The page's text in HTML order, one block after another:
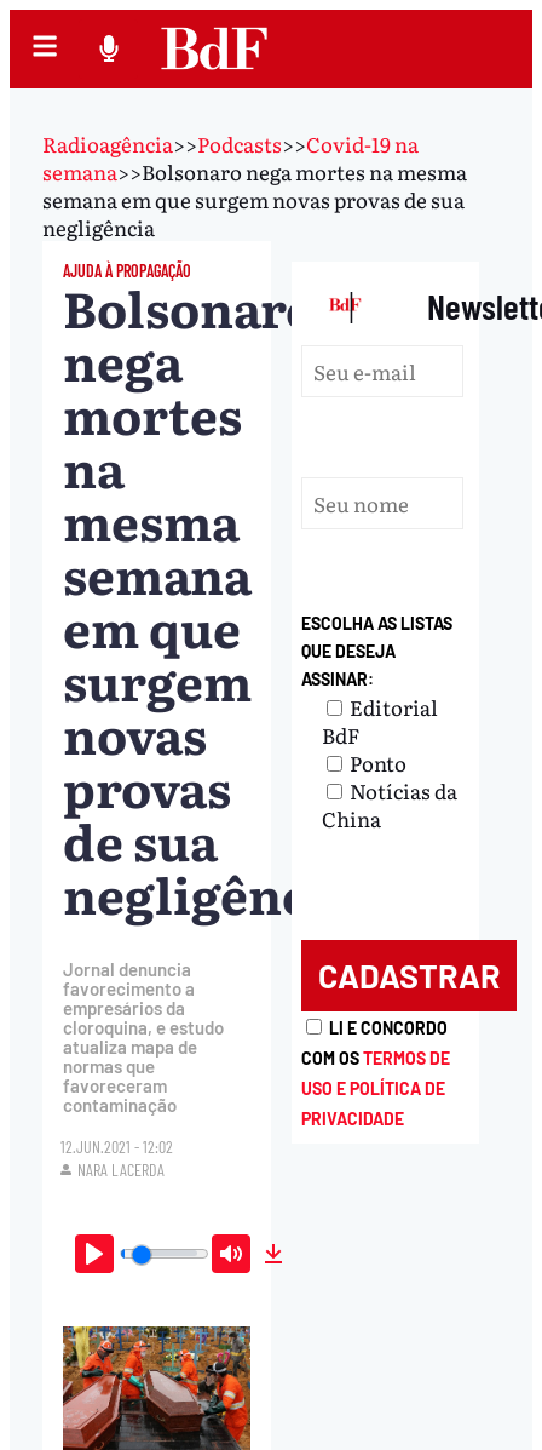
Radioagência>>Podcasts>>Covid-19 na
semana>>Bolsonaro nega mortes na mesma
semana em que surgem novas provas de sua
negligência
AJUDA À PROPAGAÇÃO
Bolsonaro
nega
mortes
na
mesma
semana
em que
surgem
novas
provas
de sua
negligência
Jornal denuncia
favorecimento a
empresários da
cloroquina, e estudo
atualiza mapa de
normas que
favoreceram
contaminação
12.JUN.2021 - 12:02
NARA LACERDA
Play Mute
|
ESCOLHA AS LISTAS
QUE DESEJA
ASSINAR:
Editorial
BdF
Ponto
Notícias da
China
LI E CONCORDO
COM OSTERMOS DE
USO E POLÍTICA DE
PRIVACIDADE